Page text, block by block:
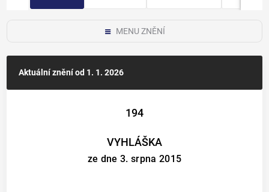
MENU ZNĚNÍ
Aktuální zněníod 1. 1. 2026
194
VYHLÁŠKA
ze dne 3. srpna 2015